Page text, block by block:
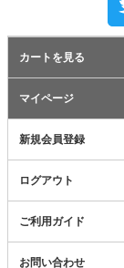
カートを見る
マイページ
新規会員登録
ログアウト
ご利用ガイド
お問い合わせ